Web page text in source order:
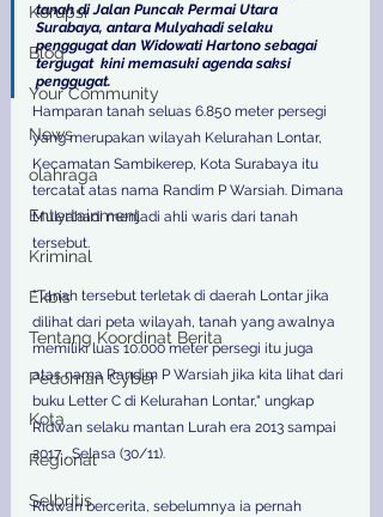
Korupsi
Blog
Your Community
News
olahraga
Entertainment
Kriminal
Ekbis
Tentang Koordinat Berita
Pedoman Cyber
Kota
Regional
Selbritis
tanah di Jalan Puncak Permai Utara
Surabaya, antara Mulyahadi selaku
penggugat dan Widowati Hartono sebagai
tergugat  kini memasuki agenda saksi
penggugat.
Hamparan tanah seluas 6.850 meter persegi
yang merupakan wilayah Kelurahan Lontar,
Kecamatan Sambikerep, Kota Surabaya itu
tercatat atas nama Randim P Warsiah. Dimana
Mulyahadi menjadi ahli waris dari tanah
tersebut.
"Tanah tersebut terletak di daerah Lontar jika
dilihat dari peta wilayah, tanah yang awalnya
memiliki luas 10.000 meter persegi itu juga
atas nama Randim P Warsiah jika kita lihat dari
buku Letter C di Kelurahan Lontar," ungkap
Ridwan selaku mantan Lurah era 2013 sampai
2017 , Selasa (30/11).
Ridwan bercerita, sebelumnya ia pernah